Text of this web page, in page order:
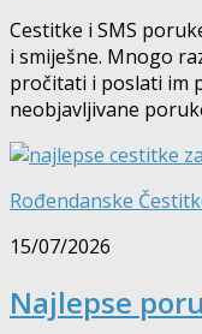
Cestitke i SMS
i smiješne. Mnogo
pročitati i poslati im
neobjavljivane
Rođendanske
15/07/2026
Najlepse